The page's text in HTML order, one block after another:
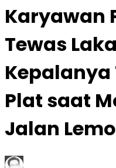
Karyawan
Tewas
Kepalanya
Plat saat
Jalan Lemo